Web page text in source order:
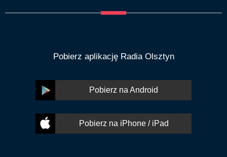
Pobierz aplikację Radia Olsztyn
Pobierz na Android
Pobierz na iPhone / iPad